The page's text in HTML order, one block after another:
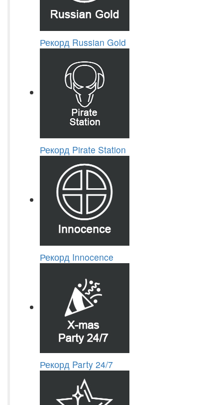
Рекорд Russian Gold
Рекорд Pirate Station
Рекорд Innocence
Рекорд Party 24/7